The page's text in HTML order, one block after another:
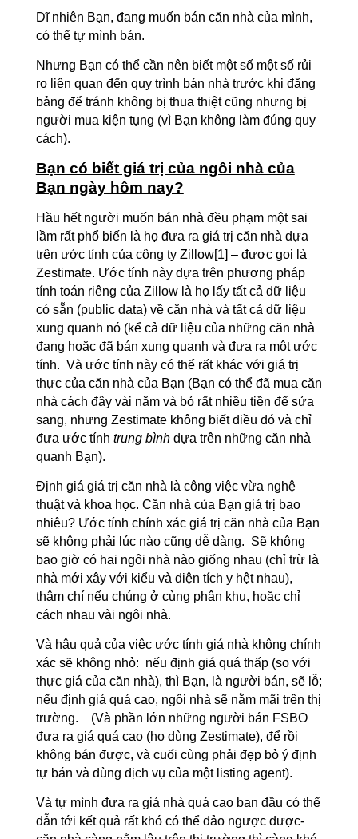
Dĩ nhiên Bạn, đang muốn bán căn nhà của mình,
có thể tự mình bán.
Nhưng Bạn có thể cần nên biết một số một số rủi
ro liên quan đến quy trình bán nhà trước khi đăng
bảng để tránh không bị thua thiệt cũng nhưng bị
người mua kiện tụng (vì Bạn không làm đúng quy
cách).
Bạn có biết giá trị của ngôi nhà của
Bạn ngày hôm nay?
Hầu hết người muốn bán nhà đều phạm một sai
lầm rất phổ biến là họ đưa ra giá trị căn nhà dựa
trên ước tính của công ty Zillow[1] – được gọi là
Zestimate. Ước tính này dựa trên phương pháp
tính toán riêng của Zillow là họ lấy tất cả dữ liệu
có sẵn (public data) về căn nhà và tất cả dữ liệu
xung quanh nó (kể cả dữ liệu của những căn nhà
đang hoặc đã bán xung quanh và đưa ra một ước
tính. Và ước tính này có thể rất khác với giá trị
thực của căn nhà của Bạn (Bạn có thể đã mua căn
nhà cách đây vài năm và bỏ rất nhiều tiền để sửa
sang, nhưng Zestimate không biết điều đó và chỉ
đưa ước tính trung bìnhdựa trên những căn nhà
quanh Bạn).
Định giá giá trị căn nhà là công việc vừa nghệ
thuật và khoa học. Căn nhà của Bạn giá trị bao
nhiêu? Ước tính chính xác giá trị căn nhà của Bạn
sẽ không phải lúc nào cũng dễ dàng. Sẽ không
bao giờ có hai ngôi nhà nào giống nhau (chỉ trừ là
nhà mới xây với kiểu và diện tích y hệt nhau),
thậm chí nếu chúng ở cùng phân khu, hoặc chỉ
cách nhau vài ngôi nhà.
Và hậu quả của việc ước tính giá nhà không chính
xác sẽ không nhỏ: nếu định giá quá thấp (so với
thực giá của căn nhà), thì Bạn, là người bán, sẽ lỗ;
nếu định giá quá cao, ngôi nhà sẽ nằm mãi trên thị
trường. (Và phần lớn những người bán FSBO
đưa ra giá quá cao (họ dùng Zestimate), để rồi
không bán được, và cuối cùng phải đẹp bỏ ý định
tự bán và dùng dịch vụ của một listing agent).
Và tự mình đưa ra giá nhà quá cao ban đầu có thể
dẫn tới kết quả rất khó có thể đảo ngược được-